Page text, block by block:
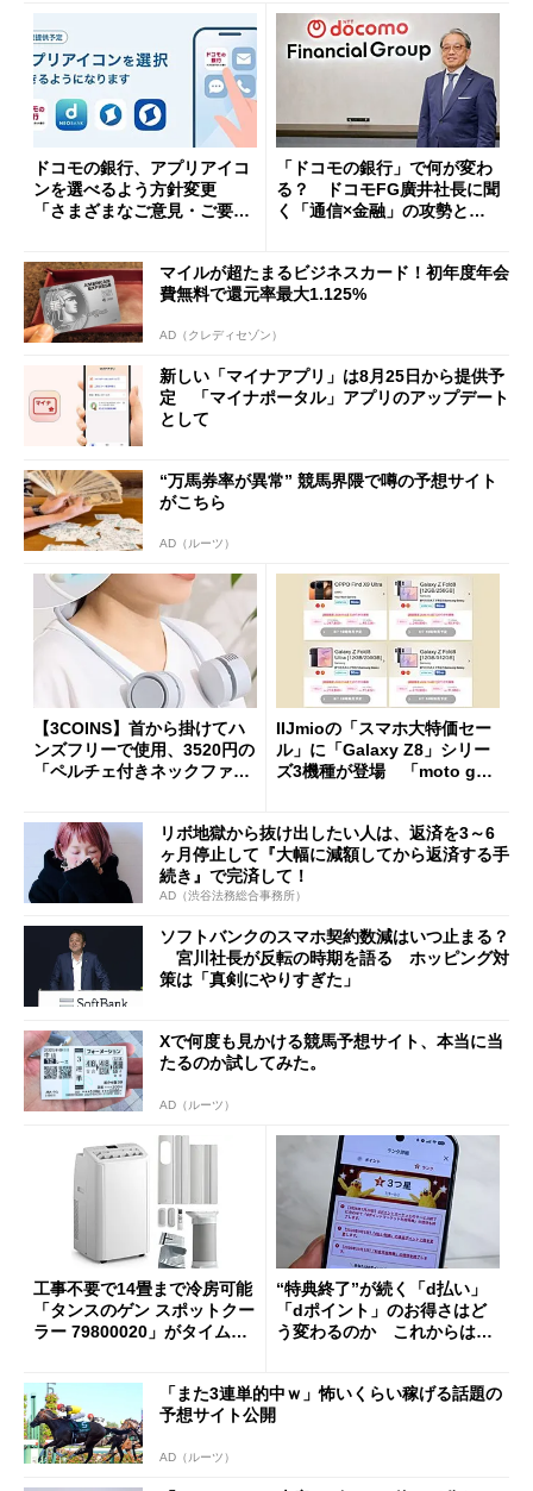
ドコモの銀行、アプリアイコ
ンを選べるよう方針変更
「さまざまなご意見・ご要望
「ドコモの銀行」で何が変わ
る？ ドコモFG廣井社長に聞
く「通信×金融」の攻勢とグ
マイルが超たまるビジネスカード！初年度年会
費無料で還元率最大1.125%
AD（クレディセゾン）
新しい「マイナアプリ」は8月25日から提供予
定 「マイナポータル」アプリのアップデート
として
“万馬券率が異常” 競馬界隈で噂の予想サイト
がこちら
AD（ルーツ）
【3COINS】首から掛けてハ
ンズフリーで使用、3520円の
「ペルチェ付きネックファ
IIJmioの「スマホ大特価セー
ル」に「Galaxy Z8」シリー
ズ3機種が登場 「moto g37
リボ地獄から抜け出したい人は、返済を3～6
ヶ月停止して『大幅に減額してから返済する手
続き』で完済して！
AD（渋谷法務総合事務所）
ソフトバンクのスマホ契約数減はいつ止まる？
宮川社長が反転の時期を語る ホッピング対
策は「真剣にやりすぎた」
Xで何度も見かける競馬予想サイト、本当に当
たるのか試してみた。
AD（ルーツ）
工事不要で14畳まで冷房可能
「タンスのゲン スポットクー
ラー 79800020」がタイムセ
“特典終了”が続く「d払い」
「dポイント」のお得さはど
う変わるのか これからは
「また3連単的中ｗ」怖いくらい稼げる話題の
予想サイト公開
AD（ルーツ）